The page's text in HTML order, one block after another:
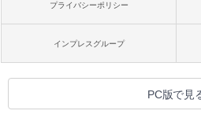
プライバシーポリシー
インプレスグループ
PC版で見